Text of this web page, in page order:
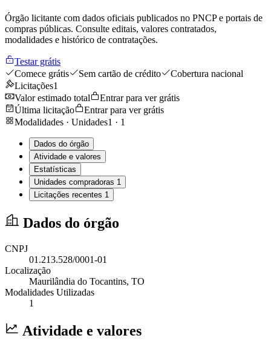
Órgão licitante com dados oficiais publicados no PNCP e portais de
compras públicas. Consulte editais, valores contratados,
modalidades e histórico de contratações.
Testar grátis
Comece grátis
Sem cartão de crédito
Cobertura nacional
Licitações1
Valor estimado total
Entrar para ver grátis
Última licitação
Entrar para ver grátis
Modalidades · Unidades1 · 1
Dados do órgão
Atividade e valores
Estatísticas
Unidades compradoras 1
Licitações recentes 1
Dados do órgão
CNPJ
01.213.528/0001-01
Localização
Maurilândia do Tocantins, TO
Modalidades Utilizadas
1
Atividade e valores